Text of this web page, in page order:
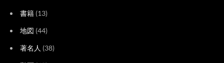
書籍 (13)
地図 (44)
著名人 (38)